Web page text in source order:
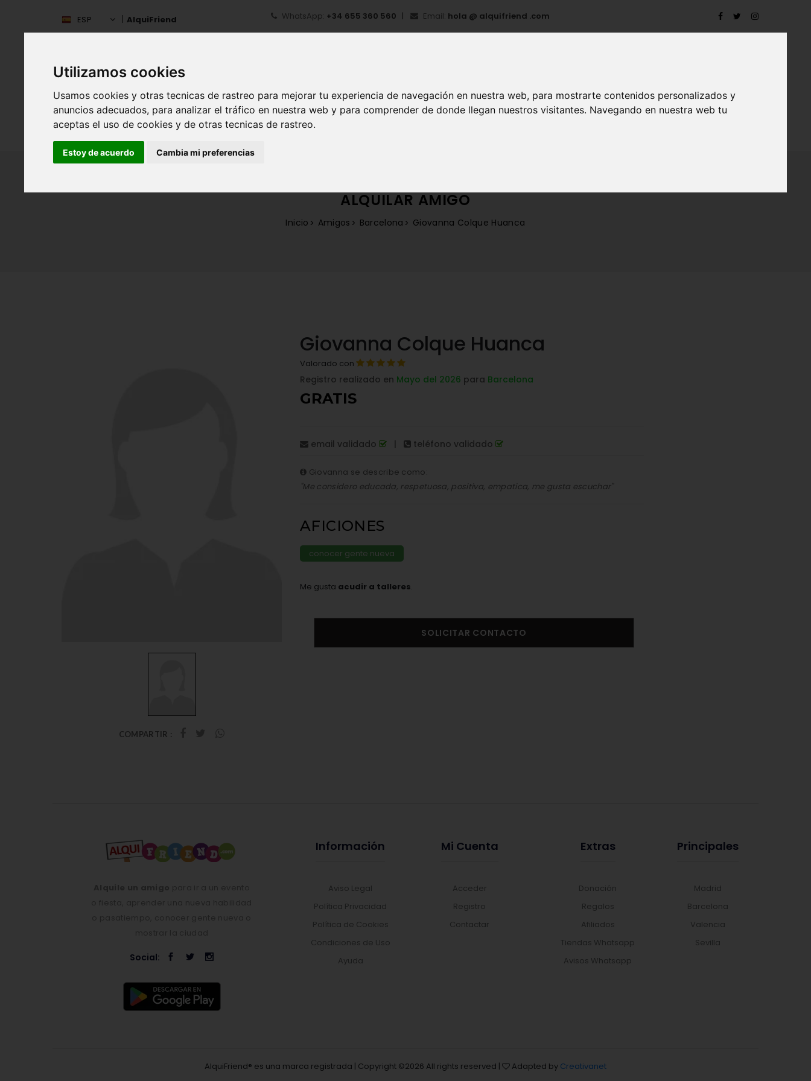
Utilizamos cookies
Usamos cookies y otras tecnicas de rastreo para mejorar tu experiencia de navegación en nuestra web, para mostrarte contenidos personalizados y
anuncios adecuados, para analizar el tráfico en nuestra web y para comprender de donde llegan nuestros visitantes. Navegando en nuestra web tu
aceptas el uso de cookies y de otras tecnicas de rastreo.
Estoy de acuerdo Cambia mi preferencias
ESP AlquiFriend WhatsApp: +34 655 360 560 Email: hola @ alquifriend .com
ESPAÑA INICIO ¿QUÉ ES ALQUIFRIEND?
ALQUILAR AMIGO
Inicio Amigos Barcelona Giovanna Colque Huanca
COMPARTIR :
Giovanna Colque Huanca
Valorado con
Registro realizado en Mayo del 2026 para Barcelona
GRATIS
email validado | teléfono validado
Giovanna se describe como:
"Me considero educada, respetuosa, positiva, empatica, me gusta escuchar"
AFICIONES
conocer gente nueva
Me gusta acudir a talleres.
SOLICITAR CONTACTO
Social:
Información
Aviso Legal
Política Privacidad
Política de Cookies
Condiciones de Uso
Ayuda
Mi Cuenta
Acceder
Registro
Contactar
Extras
Donación
Regalos
Afiliados
Tiendas Whatsapp
Avisos Whatsapp
Principales
Madrid
Barcelona
Valencia
Sevilla
AlquiFriend® es una marca registrada | Copyright ©2026 All rights reserved | Adapted by Creativanet